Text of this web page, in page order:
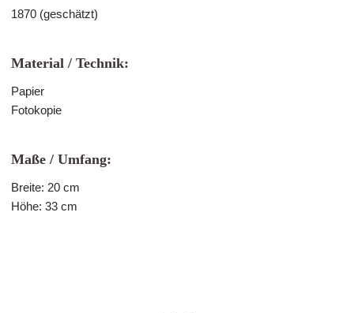
1870 (geschätzt)
Material / Technik:
Papier
Fotokopie
Maße / Umfang:
Breite: 20 cm
Höhe: 33 cm